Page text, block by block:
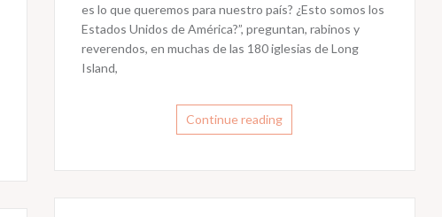
es lo que queremos para nuestro país? ¿Esto somos los
Estados Unidos de América?”, preguntan, rabinos y
reverendos, en muchas de las 180 iglesias de Long
Island,
Continue reading